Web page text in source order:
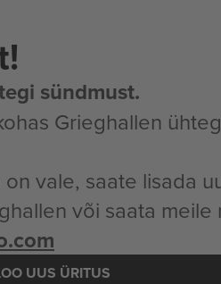
sündmust.
Grieghallen
vale, saate lisada
või saata meile
UUS ÜRITUS